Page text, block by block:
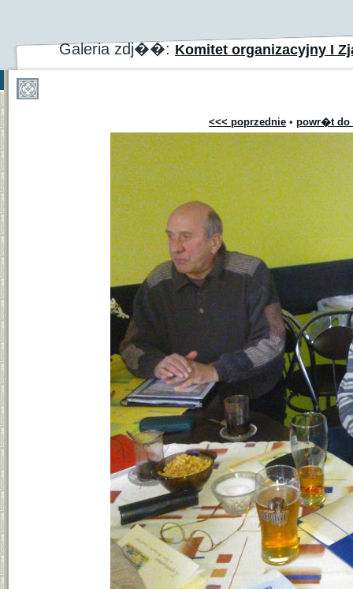
Galeria zdj��: Komitet organizacyjny I
<<< poprzednie • powr�t do